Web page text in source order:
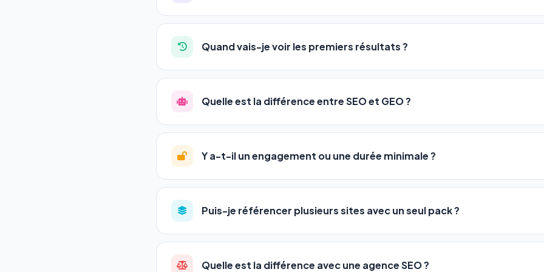
Absolument pas. Notre logiciel a été conçu pour être accessible àtous les profils:
auto-entrepreneurs, PME ou agences. Pas de code, pas de configuration complexe —
l'adresse de votre site, décrivez votre activité, et le logiciel gère tout en automatique
Quand vais-je voir les premiers résultats ?
La plupart de nos utilisateurs observent une amélioration de leur positionnement en4
progression
votre tableau de bord.
Quelle est la différence entre SEO et GEO ?
LeSEO(Search Engine Optimization) vous positionne sur les moteurs classiques :
GEO(Generative Engine Optimization) va plus loin : il fait en sorte que les IA
Gemini et Perplexity
vous citent comme référence dans leurs réponses. Notre
deux simultanément et automatiquement.
Y a-t-il un engagement ou une durée minimale ?
Aucun engagement.Tous nos packs sont résiliables à tout moment, directement
en un clic, ou en nous contactant par téléphone (09 73 89 23 94) ou via le support en
pas de frais cachés. Votre liberté est totale.
Puis-je référencer plusieurs sites avec un seul pack ?
Oui ! Chaque pack couvre un nombre de sites différent :
Quelle est la différence avec une agence SEO ?